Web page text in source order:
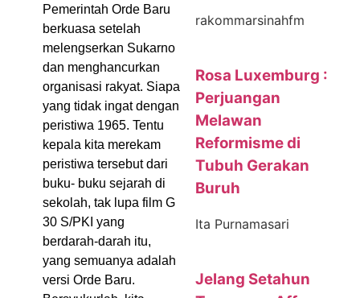
Pemerintah Orde Baru
berkuasa setelah
melengserkan Sukarno
dan menghancurkan
organisasi rakyat. Siapa
yang tidak ingat dengan
peristiwa 1965. Tentu
kepala kita merekam
peristiwa tersebut dari
buku- buku sejarah di
sekolah, tak lupa film G
30 S/PKI yang
berdarah-darah itu,
yang semuanya adalah
versi Orde Baru.
rakommarsinahfm
Rosa Luxemburg :
Perjuangan
Melawan
Reformisme di
Tubuh Gerakan
Buruh
Ita Purnamasari
Jelang Setahun